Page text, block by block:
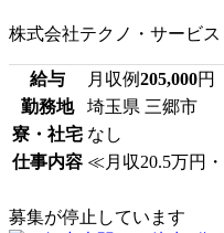
株式会社テクノ・サービ
給与 月収例205,000円
勤務地
埼玉県 三郷市
寮・社宅 なし
仕事内容 ≪月収20.5万円
募集が停止しています